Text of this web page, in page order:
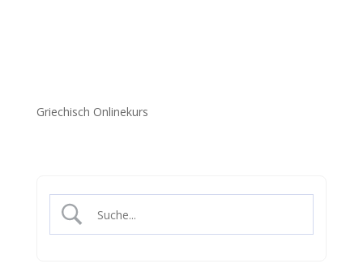
Griechisch Onlinekurs